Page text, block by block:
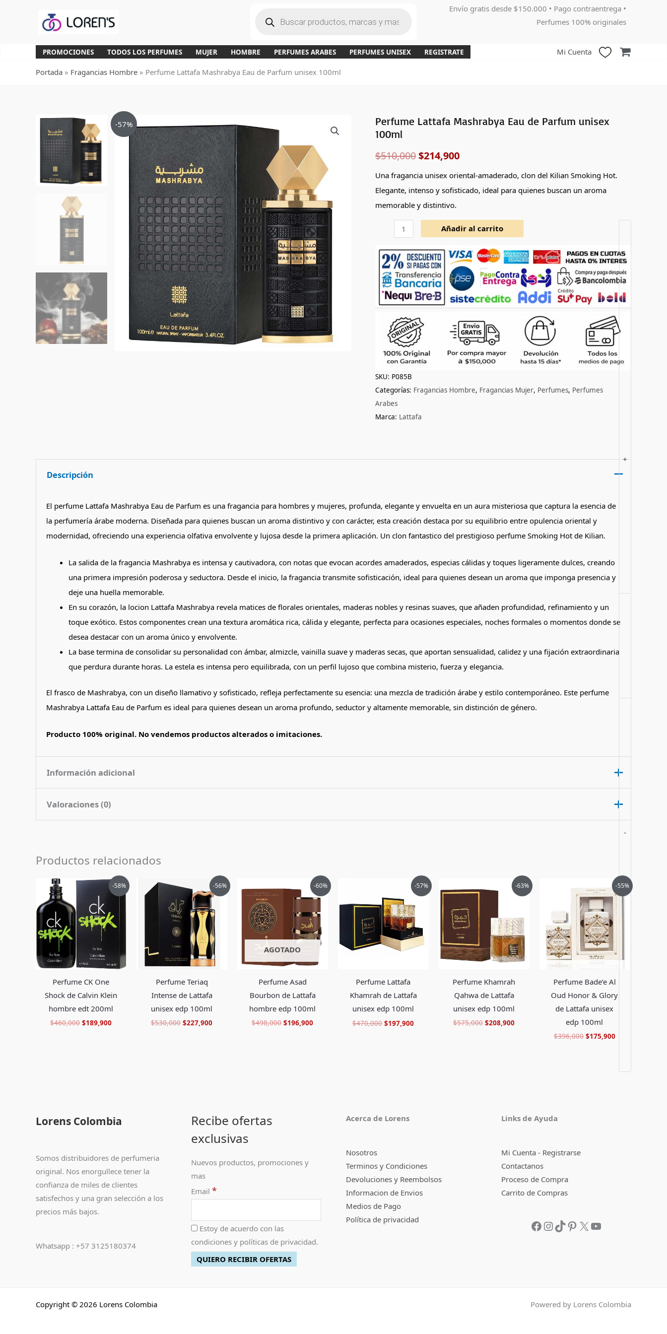
a
d
e
o
Envío gratis desde $150.000 • Pago contraentrega •
Perfumes 100% originales
PROMOCIONES TODOS LOS PERFUMES MUJER HOMBRE PERFUMES ARABES PERFUMES UNISEX REGISTRATE Mi Cuenta
Portada » Fragancias Hombre » Perfume Lattafa Mashrabya Eau de Parfum unisex 100ml
-57%
Perfume Lattafa Mashrabya Eau de Parfum unisex
100ml
$510,000
El
original
$510,000.
$214,900
El
Una fragancia unisex oriental-amaderado, clon del Kilian Smoking Hot.
Elegante, intenso y sofisticado, ideal para quienes buscan un aroma
memorable y distintivo.
-
Perfume
Lattafa
Eau
de
Parfum
cantidad
+
Añadir al carrito
SKU: P085B
Categorías: Fragancias Hombre, Fragancias Mujer, Perfumes, Perfumes
Arabes
Marca: Lattafa
Descripción
El perfume Lattafa Mashrabya Eau de Parfum es una fragancia para hombres y mujeres, profunda, elegante y envuelta en un aura misteriosa que captura la esencia de
la perfumería árabe moderna. Diseñada para quienes buscan un aroma distintivo y con carácter, esta creación destaca por su equilibrio entre opulencia oriental y
modernidad, ofreciendo una experiencia olfativa envolvente y lujosa desde la primera aplicación. Un clon fantastico del prestigioso perfume Smoking Hot de Kilian.
La salida de la fragancia Mashrabya es intensa y cautivadora, con notas que evocan acordes amaderados, especias cálidas y toques ligeramente dulces, creando
una primera impresión poderosa y seductora. Desde el inicio, la fragancia transmite sofisticación, ideal para quienes desean un aroma que imponga presencia y
deje una huella memorable.
En su corazón, la locion Lattafa Mashrabya revela matices de florales orientales, maderas nobles y resinas suaves, que añaden profundidad, refinamiento y un
toque exótico. Estos componentes crean una textura aromática rica, cálida y elegante, perfecta para ocasiones especiales, noches formales o momentos donde se
desea destacar con un aroma único y envolvente.
La base termina de consolidar su personalidad con ámbar, almizcle, vainilla suave y maderas secas, que aportan sensualidad, calidez y una fijación extraordinaria
que perdura durante horas. La estela es intensa pero equilibrada, con un perfil lujoso que combina misterio, fuerza y elegancia.
El frasco de Mashrabya, con un diseño llamativo y sofisticado, refleja perfectamente su esencia: una mezcla de tradición árabe y estilo contemporáneo. Este perfume
Mashrabya Lattafa Eau de Parfum es ideal para quienes desean un aroma profundo, seductor y altamente memorable, sin distinción de género.
Producto 100% original. No vendemos productos alterados o imitaciones.
Información adicional
Contenido
Pais de Origen Emiratos Arabes Unidos
Tipo de Perfume Eau de Parfum (edp)
Valoraciones (0)
Sé el primero en valorar “Perfume Lattafa Mashrabya Eau de Parfum unisex 100ml”
Debes para publicar una valoración.
Productos relacionados
-58%
Perfume CK One
Shock de Calvin Klein
hombre edt 200ml
$460,000
El
original
era:
$460,000.
$189,900
El
precio
actual
$189,900.
-56%
Perfume Teriaq
Intense de Lattafa
unisex edp 100ml
$530,000
precio
original
era:
$530,000.
$227,900
El
precio
actual
es:
$227,900.
-60%
AGOTADO
Perfume Asad
Bourbon de Lattafa
hombre edp 100ml
$498,000
precio
original
era:
$498,000.
$196,900
El
precio
actual
$196,900.
-57%
Perfume Lattafa
Khamrah de Lattafa
unisex edp 100ml
$470,000
original
era:
$470,000.
$197,900
El
precio
actual
es:
$197,900.
-63%
Perfume Khamrah
Qahwa de Lattafa
unisex edp 100ml
$575,000
precio
$575,000.
$208,900
El
precio
actual
$208,900.
-55%
Perfume Bade’e Al
Oud Honor & Glory
de Lattafa unisex
edp 100ml
$396,000
precio
original
era:
$396,000.
$175,900
El
precio
actual
es:
$175,900.
Lorens Colombia
Somos distribuidores de perfumeria
original. Nos enorgullece tener la
confianza de miles de clientes
satisfechos y una gran selección a los
precios más bajos.
Whatsapp : +57 3125180374
Recibe ofertas
exclusivas
Nuevos productos, promociones y
mas
Email *
Estoy de acuerdo con las
condiciones y políticas de privacidad.
Acerca de Lorens
Nosotros
Terminos y Condiciones
Devoluciones y Reembolsos
Informacion de Envios
Medios de Pago
Política de privacidad
Links de Ayuda
Mi Cuenta - Registrarse
Contactanos
Proceso de Compra
Carrito de Compras
Copyright © 2026 Lorens Colombia Powered by Lorens Colombia